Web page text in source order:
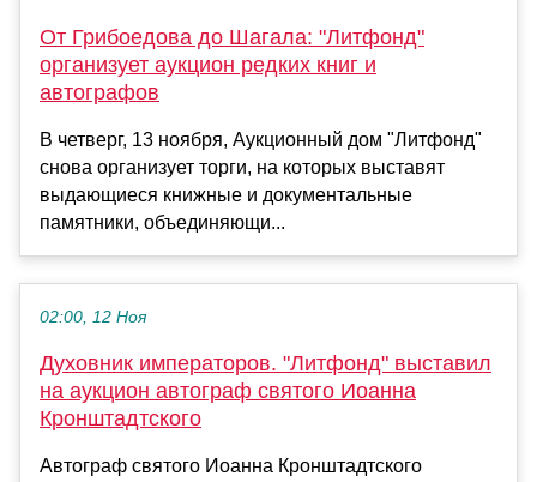
От Грибоедова до Шагала: "Литфонд"
организует аукцион редких книг и
автографов
В четверг, 13 ноября, Аукционный дом "Литфонд"
снова организует торги, на которых выставят
выдающиеся книжные и документальные
памятники, объединяющи...
02:00, 12 Ноя
Духовник императоров. "Литфонд" выставил
на аукцион автограф святого Иоанна
Кронштадтского
Автограф святого Иоанна Кронштадтского